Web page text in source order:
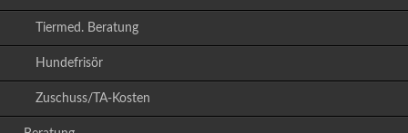
Tiermed. Beratung
Hundefrisör
Zuschuss/TA-Kosten